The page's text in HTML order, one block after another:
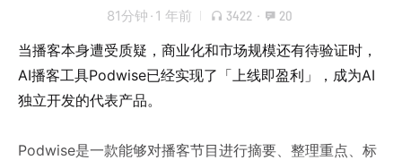
81分钟 · 1 年前 3422 · 20
当播客本身遭受质疑，商业化和市场规模还有待验证时，
AI播客工具Podwise已经实现了「上线即盈利」，成为AI
独立开发的代表产品。
Podwise是一款能够对播客节目进行摘要、整理重点、标